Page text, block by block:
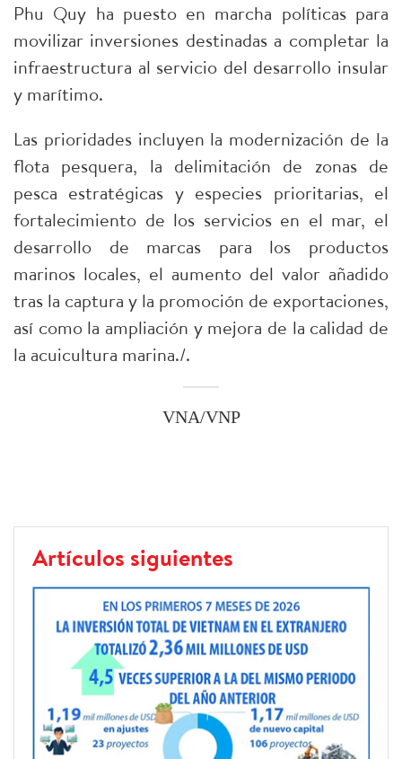
Phu Quy ha puesto en marcha políticas para
movilizar inversiones destinadas a completar la
infraestructura al servicio del desarrollo insular
y marítimo.​
Las prioridades incluyen la modernización de la
flota pesquera, la delimitación de zonas de
pesca estratégicas y especies prioritarias, el
fortalecimiento de los servicios en el mar, el
desarrollo de marcas para los productos
marinos locales, el aumento del valor añadido
tras la captura y la promoción de exportaciones,
así como la ampliación y mejora de la calidad de
la acuicultura marina./.
VNA/VNP
Artículos siguientes